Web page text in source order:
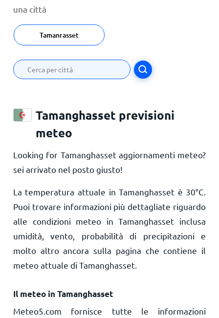
una città
Tamanrasset
Tamanghasset previsioni
meteo
Looking for Tamanghasset aggiornamenti meteo?
sei arrivato nel posto giusto!
La temperatura attuale in Tamanghasset è 30°C
Puoi trovare informazioni più dettagliate riguardo
alle condizioni meteo in Tamanghasset inclusa
umidità, vento, probabilità di precipitazioni e
molto altro ancora sulla pagina che contiene il
meteo attuale di Tamanghasset.
Il meteo in Tamanghasset
Meteo5.com fornisce tutte le informazioni